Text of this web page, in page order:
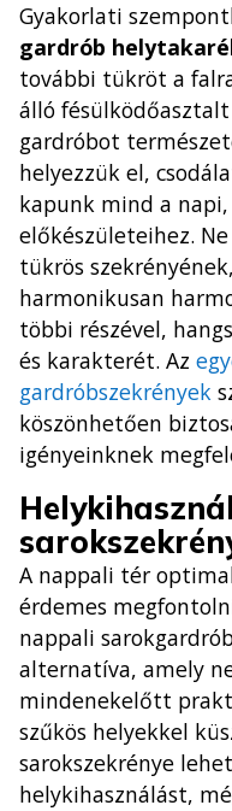
Gyakorlati
gardrób
további tükröt a
álló
gardróbot
helyezzük el,
kapunk mind a
előkészületeihez.
tükrös
harmonikusan
többi részével,
és karakterét. Az
gardróbszekrények
köszönhetően
igényeinknek
A nappali tér
érdemes
nappali
alternatíva, amely
mindenekelőtt
szűkös helyekkel
sarokszekrénye
helykihasználást,